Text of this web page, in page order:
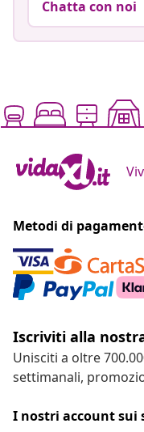
Chatta con noi
Metodi di
Iscriviti alla
Unisciti a oltre
settimanali,
I nostri account sui